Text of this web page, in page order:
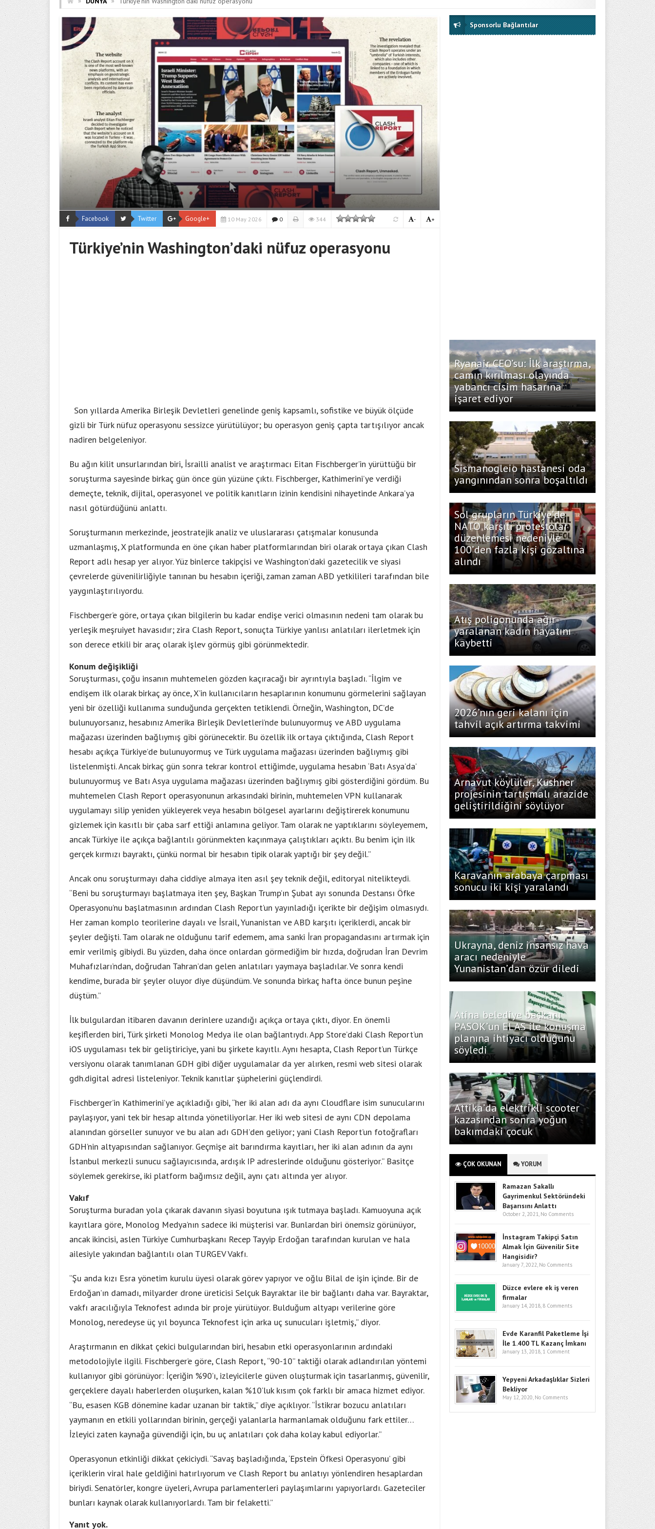
Facebook Twitter Google+ 10 May 2026 0 344 +
-
Türkiye’nin Washington’daki nüfuz operasyonu
Son yıllarda Amerika Birleşik Devletleri genelinde geniş kapsamlı, sofistike ve büyük ölçüde
gizli bir Türk nüfuz operasyonu sessizce yürütülüyor; bu operasyon geniş çapta tartışılıyor ancak
nadiren belgeleniyor.
Bu ağın kilit unsurlarından biri, İsrailli analist ve araştırmacı Eitan Fischberger’in yürüttüğü bir
soruşturma sayesinde birkaç gün önce gün yüzüne çıktı. Fischberger, Kathimerini’ye verdiği
demeçte, teknik, dijital, operasyonel ve politik kanıtların izinin kendisini nihayetinde Ankara’ya
nasıl götürdüğünü anlattı.
Soruşturmanın merkezinde, jeostratejik analiz ve uluslararası çatışmalar konusunda
uzmanlaşmış, X platformunda en öne çıkan haber platformlarından biri olarak ortaya çıkan Clash
Report adlı hesap yer alıyor. Yüz binlerce takipçisi ve Washington’daki gazetecilik ve siyasi
çevrelerde güvenilirliğiyle tanınan bu hesabın içeriği, zaman zaman ABD yetkilileri tarafından bile
yaygınlaştırılıyordu.
Fischberger’e göre, ortaya çıkan bilgilerin bu kadar endişe verici olmasının nedeni tam olarak bu
yerleşik meşruiyet havasıdır; zira Clash Report, sonuçta Türkiye yanlısı anlatıları ilerletmek için
son derece etkili bir araç olarak işlev görmüş gibi görünmektedir.
Konum değişikliği
Soruşturması, çoğu insanın muhtemelen gözden kaçıracağı bir ayrıntıyla başladı. “İlgim ve
endişem ilk olarak birkaç ay önce, X’in kullanıcıların hesaplarının konumunu görmelerini sağlayan
yeni bir özelliği kullanıma sunduğunda gerçekten tetiklendi. Örneğin, Washington, DC’de
bulunuyorsanız, hesabınız Amerika Birleşik Devletleri’nde bulunuyormuş ve ABD uygulama
mağazası üzerinden bağlıymış gibi görünecektir. Bu özellik ilk ortaya çıktığında, Clash Report
hesabı açıkça Türkiye’de bulunuyormuş ve Türk uygulama mağazası üzerinden bağlıymış gibi
listelenmişti. Ancak birkaç gün sonra tekrar kontrol ettiğimde, uygulama hesabın ‘Batı Asya’da’
bulunuyormuş ve Batı Asya uygulama mağazası üzerinden bağlıymış gibi gösterdiğini gördüm. Bu
muhtemelen Clash Report operasyonunun arkasındaki birinin, muhtemelen VPN kullanarak
uygulamayı silip yeniden yükleyerek veya hesabın bölgesel ayarlarını değiştirerek konumunu
gizlemek için kasıtlı bir çaba sarf ettiği anlamına geliyor. Tam olarak ne yaptıklarını söyleyemem,
ancak Türkiye ile açıkça bağlantılı görünmekten kaçınmaya çalıştıkları açıktı. Bu benim için ilk
gerçek kırmızı bayraktı, çünkü normal bir hesabın tipik olarak yaptığı bir şey değil.”
Ancak onu soruşturmayı daha ciddiye almaya iten asıl şey teknik değil, editoryal nitelikteydi.
“Beni bu soruşturmayı başlatmaya iten şey, Başkan Trump’ın Şubat ayı sonunda Destansı Öfke
Operasyonu’nu başlatmasının ardından Clash Report’un yayınladığı içerikte bir değişim olmasıydı.
Her zaman komplo teorilerine dayalı ve İsrail, Yunanistan ve ABD karşıtı içeriklerdi, ancak bir
şeyler değişti. Tam olarak ne olduğunu tarif edemem, ama sanki İran propagandasını artırmak için
emir verilmiş gibiydi. Bu yüzden, daha önce onlardan görmediğim bir hızda, doğrudan İran Devrim
Muhafızları’ndan, doğrudan Tahran’dan gelen anlatıları yaymaya başladılar. Ve sonra kendi
kendime, burada bir şeyler oluyor diye düşündüm. Ve sonunda birkaç hafta önce bunun peşine
düştüm.”
İlk bulgulardan itibaren davanın derinlere uzandığı açıkça ortaya çıktı, diyor. En önemli
keşiflerden biri, Türk şirketi Monolog Medya ile olan bağlantıydı. App Store’daki Clash Report’un
iOS uygulaması tek bir geliştiriciye, yani bu şirkete kayıtlı. Aynı hesapta, Clash Report’un Türkçe
versiyonu olarak tanımlanan GDH gibi diğer uygulamalar da yer alırken, resmi web sitesi olarak
gdh.digital adresi listeleniyor. Teknik kanıtlar şüphelerini güçlendirdi.
Fischberger’in Kathimerini’ye açıkladığı gibi, “her iki alan adı da aynı Cloudflare isim sunucularını
paylaşıyor, yani tek bir hesap altında yönetiliyorlar. Her iki web sitesi de aynı CDN depolama
alanından görseller sunuyor ve bu alan adı GDH’den geliyor; yani Clash Report’un fotoğrafları
GDH’nin altyapısından sağlanıyor. Geçmişe ait barındırma kayıtları, her iki alan adının da aynı
İstanbul merkezli sunucu sağlayıcısında, ardışık IP adreslerinde olduğunu gösteriyor.” Basitçe
söylemek gerekirse, iki platform bağımsız değil, aynı çatı altında yer alıyor.
Vakıf
Soruşturma buradan yola çıkarak davanın siyasi boyutuna ışık tutmaya başladı. Kamuoyuna açık
kayıtlara göre, Monolog Medya’nın sadece iki müşterisi var. Bunlardan biri önemsiz görünüyor,
ancak ikincisi, aslen Türkiye Cumhurbaşkanı Recep Tayyip Erdoğan tarafından kurulan ve hala
ailesiyle yakından bağlantılı olan TURGEV Vakfı.
“Şu anda kızı Esra yönetim kurulu üyesi olarak görev yapıyor ve oğlu Bilal de işin içinde. Bir de
Erdoğan’ın damadı, milyarder drone üreticisi Selçuk Bayraktar ile bir bağlantı daha var. Bayraktar,
vakfı aracılığıyla Teknofest adında bir proje yürütüyor. Bulduğum altyapı verilerine göre
Monolog, neredeyse üç yıl boyunca Teknofest için arka uç sunucuları işletmiş,” diyor.
Araştırmanın en dikkat çekici bulgularından biri, hesabın etki operasyonlarının ardındaki
metodolojiyle ilgili. Fischberger’e göre, Clash Report, “90-10” taktiği olarak adlandırılan yöntemi
kullanıyor gibi görünüyor: İçeriğin %90’ı, izleyicilerle güven oluşturmak için tasarlanmış, güvenilir,
gerçeklere dayalı haberlerden oluşurken, kalan %10’luk kısım çok farklı bir amaca hizmet ediyor.
“Bu, esasen KGB dönemine kadar uzanan bir taktik,” diye açıklıyor. “İstikrar bozucu anlatıları
yaymanın en etkili yollarından birinin, gerçeği yalanlarla harmanlamak olduğunu fark ettiler…
İzleyici zaten kaynağa güvendiği için, bu uç anlatıları çok daha kolay kabul ediyorlar.”
Operasyonun etkinliği dikkat çekiciydi. “Savaş başladığında, ‘Epstein Öfkesi Operasyonu’ gibi
içeriklerin viral hale geldiğini hatırlıyorum ve Clash Report bu anlatıyı yönlendiren hesaplardan
biriydi. Senatörler, kongre üyeleri, Avrupa parlamenterleri paylaşımlarını yapıyorlardı. Gazeteciler
bunları kaynak olarak kullanıyorlardı. Tam bir felaketti.”
Yanıt yok.
Sponsorlu Bağlantılar
Ryanair CEO’su: İlk araştırma,
camın kırılması olayında
yabancı cisim hasarına
işaret ediyor
Sismanogleio hastanesi oda
yangınından sonra boşaltıldı
Sol grupların Türkiye’de
NATO karşıtı protestolar
düzenlemesi nedeniyle
100’den fazla kişi gözaltına
alındı
Atış poligonunda ağır
yaralanan kadın hayatını
kaybetti
2026’nın geri kalanı için
tahvil açık artırma takvimi
Arnavut köylüler, Kushner
projesinin tartışmalı arazide
geliştirildiğini söylüyor
Karavanın arabaya çarpması
sonucu iki kişi yaralandı
Ukrayna, deniz insansız hava
aracı nedeniyle
Yunanistan’dan özür diledi
Atina belediye başkanı
PASOK’un ELAS ile konuşma
planına ihtiyacı olduğunu
söyledi
Attika’da elektrikli scooter
kazasından sonra yoğun
bakımdaki çocuk
ÇOK OKUNAN YORUM
Ramazan Sakallı
Gayrimenkul Sektöründeki
Başarısını Anlattı
October 2, 2021, No Comments
İnstagram Takipçi Satın
Almak İçin Güvenilir Site
Hangisidir?
January 7, 2022, No Comments
Düzce evlere ek iş veren
firmalar
January 14, 2018, 8 Comments
Evde Karanfil Paketleme İşi
İle 1.400 TL Kazanç İmkanı
January 13, 2018, 1 Comment
Yepyeni Arkadaşlıklar Sizleri
Bekliyor
May 12, 2020, No Comments